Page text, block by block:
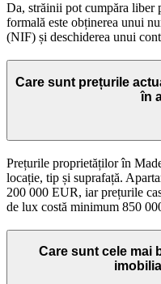
Da, străinii pot cumpăra liber
formală este obținerea unui
(NIF) și deschiderea unui
Care sunt prețurile
în
Prețurile proprietăților în
locație, tip și suprafață.
200 000 EUR, iar prețurile
de lux costă minimum 850
Care sunt cele mai